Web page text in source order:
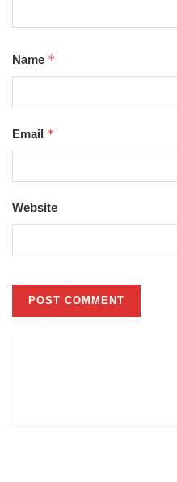
Name *
Email *
Website